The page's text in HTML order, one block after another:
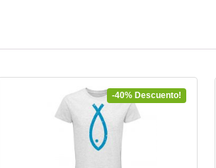
-40% Descuento!